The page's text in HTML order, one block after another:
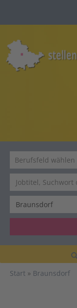
Start
Braunsdorf